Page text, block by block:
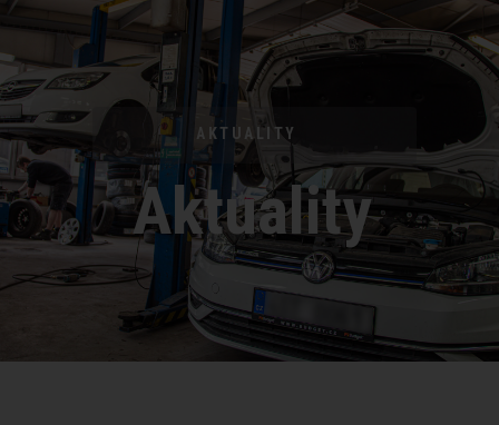
AKTUALITY
Aktuality